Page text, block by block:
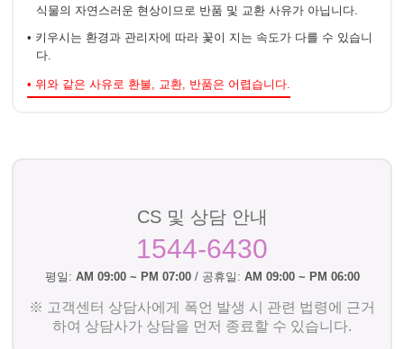
식물의 자연스러운 현상이므로 반품 및 교환 사유가 아닙니다.
• 키우시는 환경과 관리자에 따라 꽃이 지는 속도가 다를 수 있습니
다.
• 위와 같은 사유로 환불, 교환, 반품은 어렵습니다.
CS 및 상담 안내
1544-6430
평일: AM 09:00 ~ PM 07:00 / 공휴일: AM 09:00 ~ PM 06:00
※ 고객센터 상담사에게 폭언 발생 시 관련 법령에 근거
하여 상담사가 상담을 먼저 종료할 수 있습니다.